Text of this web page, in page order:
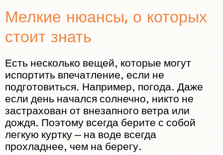
Мелкие нюансы, о которых
стоит знать
Есть несколько вещей, которые могут
испортить впечатление, если не
подготовиться. Например, погода. Даже
если день начался солнечно, никто не
застрахован от внезапного ветра или
дождя. Поэтому всегда берите с собой
легкую куртку — на воде всегда
прохладнее, чем на берегу.